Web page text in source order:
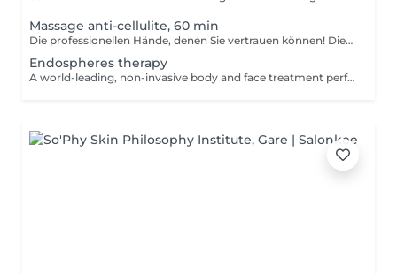
Massage anti-cellulite, 60 min
Die professionellen Hände, denen Sie vertrauen können! Die Massage ist die Praxis des Knetens oder Manipulierens der Muskeln und anderer Weichteile einer Person, um Stress zu reduzieren, Muskelschmerzen zu lindern, die Entspannung zu fördern und die Funktion des Immunsystems zu verbessern. Vorteile einer Anti-Cellulite-Massage: - verbessert die Durchblutung - beseitigt Stauungen in der Haut - aktiviert Stoffwechselprozesse in Zellen und Geweben - Muskeln und Gewebe werden mit Sauerstoff und Mineralien versorgt - die Haut wird glatt und elastisch Wie wird eine Anti-Cellulite-Massage durchgeführt? - der Rücken wird massiert - Arme werden massiert - Beine werden massiert - der Bauch wird massiert Altersbeschränkungen: empfohlen ab 16 Jahren. Empfehlungen nach dem Eingriff: nach dem Eingriff 2-3 Stunden keinen Sport und plötzliche Bewegungen machen. Frequenz: 2-3 Mal pro Woche, insgesamt 10 Mal. Wiederholen Sie den Eingriff alle 3-6 Monate.
Endospheres therapy
A world-leading, non-invasive body and face treatment performed using the original 3rd-generation Endospheres® technology one of the most advanced solutions on the market for sculpting, drainage, and skin firming. This Italian medical technology combines microvibration, deep lymphatic drainage, and muscle stimulation to deliver visible results from the very first session. Why Endospheres® at NUU: Original 3rd-generation Endospheres® device · Authentic Italian technology · Instant lightness, firmness, and contouring · Safe, natural, and highly effective · No downtime Key benefits: Reduces cellulite and water retention Improves blood and lymphatic circulation Firms and tightens the skin Relieves muscle tension and heaviness Stimulates collagen and natural glow A.F.T. (Abdominal Fat Treatment) Advanced thermal and vacuum technology designed to activate fat metabolism, enhance lymphatic drainage, and sculpt the abdominal area safely and comfortably. Recommended from: 18+ Post-care: No downtime Frequency: Course recommended for optimal results Results are visible and progressive with regular sessions.